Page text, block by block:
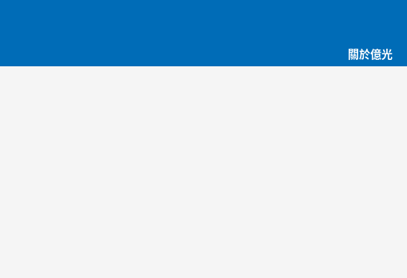
關於億光